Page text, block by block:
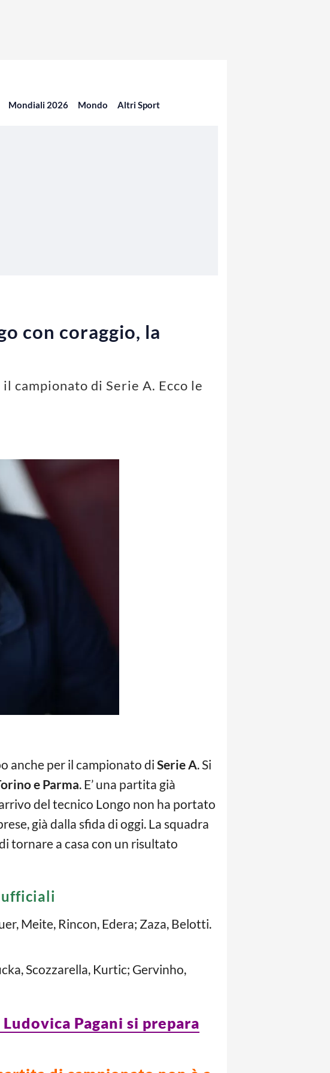
Mondiali 2026 Mondo Altri Sport
con coraggio, la
campionato di Serie A. Ecco le
anche per il campionato di Serie A. Si
e Parma. E’ una partita già
del tecnico Longo non ha portato
già dalla sfida di oggi. La squadra
tornare a casa con un risultato
ufficiali
Meite, Rincon, Edera; Zaza, Belotti.
Scozzarella, Kurtic; Gervinho,
Pagani si prepara